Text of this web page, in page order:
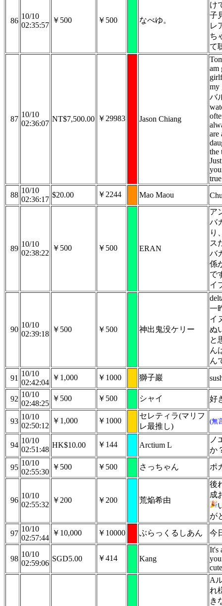
86
10/10
02:35:57
￥500 ￥500 なべゆ。
け
子
レ
ち
て
87
10/10
02:36:07
NT$7,500.00 ￥29983 Jason Chiang
am
my
バ
are
the
88
10/10
02:36:17
$20.00 ￥2244 Mao Maou
89
10/10
02:38:22
￥500 ￥500 ERAN
ア
バ
り
ス
バ
係
で
イ
90
10/10
02:39:18
￥500 ￥500 神出鬼没ケリー
一
イ
ぬ
と
ん
ん
91
10/10
02:42:04
￥1,000 ￥1000 獅子巖
92
10/10
02:48:25
￥500 ￥500 シャイ 好
93
10/10
02:50:12
￥1,000 ￥1000
セレティラ(マリフ
レ最推し)
(無
94
10/10
02:51:48
HK$10.00 ￥144 Arctium L
ノ
か
95
10/10
02:55:30
￥500 ￥500 さっちゃん ポ
96
10/10
02:55:32
￥200 ￥200 荒焔希由
後
成
が
97
10/10
02:57:44
￥10,000 ￥10000 ぶらっくるしあん 今
98
10/10
02:59:06
SGD5.00 ￥414 Kang
It's
A
れ
き